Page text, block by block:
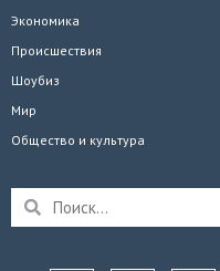
Экономика
Происшествия
Шоубиз
Мир
Общество и культура